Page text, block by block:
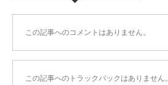
この記事へのコメントはありません。
この記事へのトラックバックはありません。